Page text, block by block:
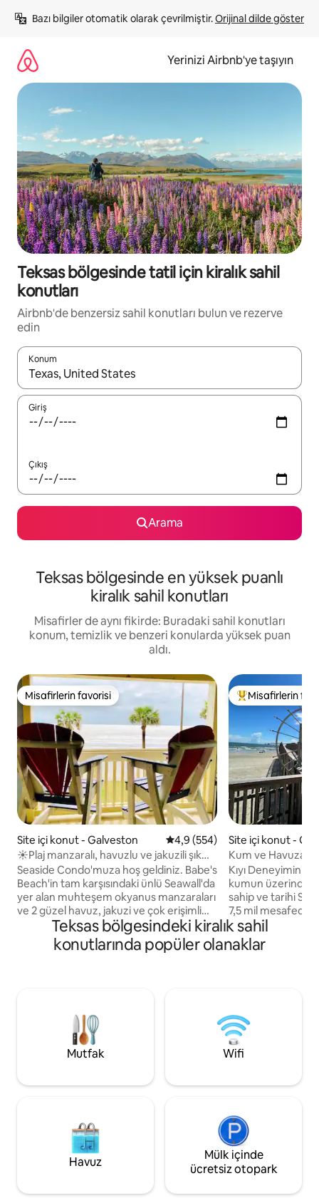
atla
Bazı bilgiler otomatik olarak çevrilmiştir. Orijinal dilde göster
Yerinizi Airbnb'ye taşıyın
Teksas bölgesinde tatil için kiralık sahil
konutları
Airbnb'de benzersiz sahil konutları bulun ve rezerve
edin
Konum
Sonuçlar kullanılabilir olduğunda yukarı ve aşağı oklarıyla
Giriş
Çıkış
Arama
Teksas bölgesinde en yüksek puanlı
kiralık sahil konutları
Misafirler de aynı fikirde: Buradaki sahil konutları
konum, temizlik ve benzeri konularda yüksek puan
aldı.
Misafirlerin favorisi
Misafirlerin favorisi
Site içi konut - Galveston 5 üzerinden ortalama 4,9
4,9 (554)
☀Plaj manzaralı, havuzlu ve jakuzili şık
sahil konutu
Seaside Condo'muza hoş geldiniz. Babe's
Beach'in tam karşısındaki ünlü Seawall'da
yer alan muhteşem okyanus manzaraları
ve 2 güzel havuz, jakuzi ve çok erişimli
fitness merkezinden başlayarak
dinlenmek için modern bir inziva yeri sizi
bekliyor! Dairemizde özel bir veranda,
internet bağlantısı ve iki 4K akıllı TV ile bu,
her seyahatsever için mükemmel bir
kaçamak noktasıdır! *Ev sahipleri birliği:
Araç başına 40 $ ücret talep ediyor. En
yaşında olmanız gerekir.
Misafirlerin
Misafirlerin
Site içi konut -
Kum ve Havuza
Konutu
Kıyı Deneyiminize hoş
kumun üzerinde
sahip ve tarihi
7,5 mil mesafede
yerinde deniz
çıkarın. Rahat
rahatlığıyla
şeridine uzanan
vardır. Bu nadir,
geçmenize, park
zahmete gerek
Teksas bölgesindeki kiralık sahil
konutlarında popüler olanaklar
Mutfak Wifi
Havuz
Mülk içinde
ücretsiz otopark